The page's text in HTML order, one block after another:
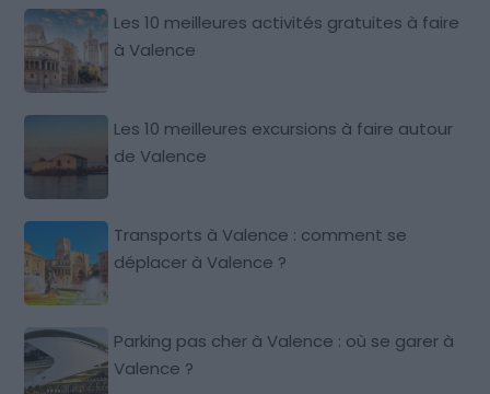
Les 10 meilleures activités gratuites à faire
à Valence
Les 10 meilleures excursions à faire autour
de Valence
Transports à Valence : comment se
déplacer à Valence ?
Parking pas cher à Valence : où se garer à
Valence ?